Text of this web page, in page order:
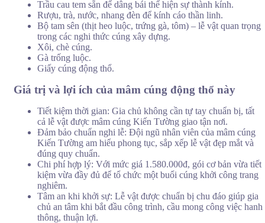
Trầu cau tem sẵn để dâng bái thể hiện sự thành kính.
Rượu, trà, nước, nhang đèn để kính cáo thần linh.
Bộ tam sên (thịt heo luộc, trứng gà, tôm) – lễ vật quan trọng
trong các nghi thức cúng xây dựng.
Xôi, chè cúng.
Gà trống luộc.
Giấy cúng động thổ.
Giá trị và lợi ích của mâm cúng động thổ này
Tiết kiệm thời gian: Gia chủ không cần tự tay chuẩn bị, tất
cả lễ vật được mâm cúng Kiến Tường giao tận nơi.
Đảm bảo chuẩn nghi lễ: Đội ngũ nhân viên của mâm cúng
Kiến Tường am hiểu phong tục, sắp xếp lễ vật đẹp mắt và
đúng quy chuẩn.
Chi phí hợp lý: Với mức giá 1.580.000đ, gói cơ bản vừa tiết
kiệm vừa đầy đủ để tổ chức một buổi cúng khởi công trang
nghiêm.
Tâm an khi khởi sự: Lễ vật được chuẩn bị chu đáo giúp gia
chủ an tâm khi bắt đầu công trình, cầu mong công việc hanh
thông, thuận lợi.